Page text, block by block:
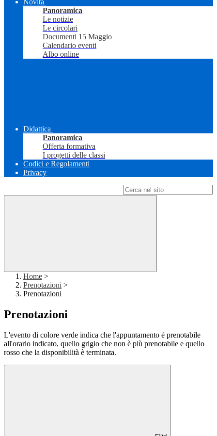
Novità
Panoramica
Le notizie
Le circolari
Documenti 15 Maggio
Calendario eventi
Albo online
Didattica
Panoramica
Offerta formativa
I progetti delle classi
Codici e Regolamenti
Privacy
Home >
Prenotazioni >
Prenotazioni
Prenotazioni
L'evento di colore verde indica che l'appuntamento è prenotabile
all'orario indicato, quello grigio che non è più prenotabile e quello
rosso che la disponibilità è terminata.